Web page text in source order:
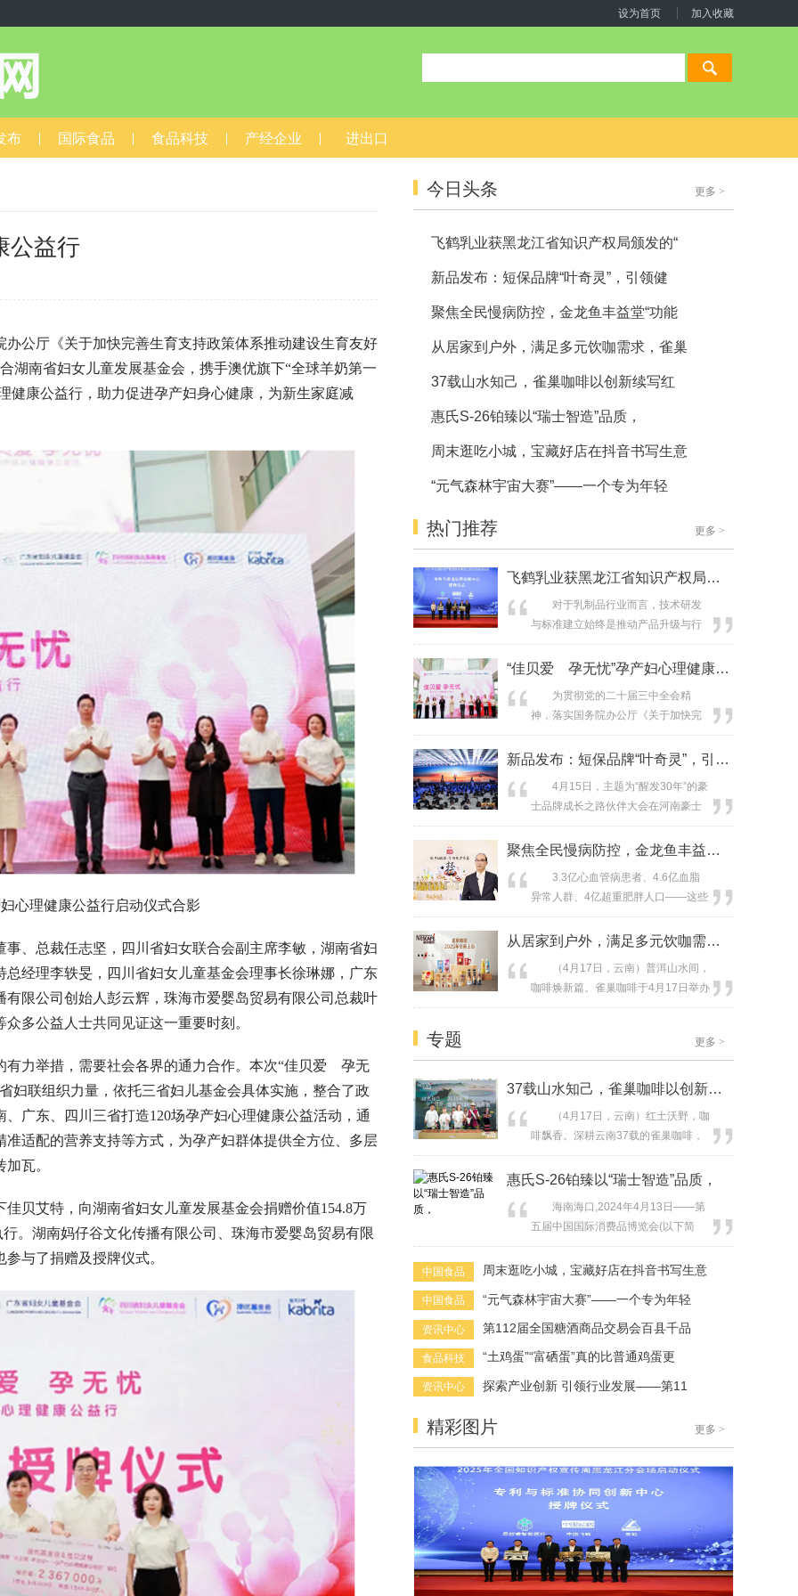
设为首页 加入收藏
布 国际食品 食品科技 产经企业 进出口
公益行
厅《关于加快完善生育支持政策体系推动建设生育友好
湖南省妇女儿童发展基金会，携手澳优旗下“全球羊奶第一
康公益行，助力促进孕产妇身心健康，为新生家庭减
心理健康公益行启动仪式合影
总裁任志坚，四川省妇女联合会副主席李敏，湖南省妇
经理李轶旻，四川省妇女儿童基金会理事长徐琳娜，广东
限公司创始人彭云辉，珠海市爱婴岛贸易有限公司总裁叶
多公益人士共同见证这一重要时刻。
力举措，需要社会各界的通力合作。本次“佳贝爱 孕无
妇联组织力量，依托三省妇儿基金会具体实施，整合了政
广东、四川三省打造120场孕产妇心理健康公益活动，通
适配的营养支持等方式，为孕产妇群体提供全方位、多层
瓦。
艾特，向湖南省妇女儿童发展基金会捐赠价值154.8万
。湖南妈仔谷文化传播有限公司、珠海市爱婴岛贸易有限
与了捐赠及授牌仪式。
今日头条 更多 >
飞鹤乳业获黑龙江省知识产权局颁发的“
新品发布：短保品牌“叶奇灵”，引领健
聚焦全民慢病防控，金龙鱼丰益堂“功能
从居家到户外，满足多元饮咖需求，雀巢
37载山水知己，雀巢咖啡以创新续写红
惠氏S-26铂臻以“瑞士智造”品质，
周末逛吃小城，宝藏好店在抖音书写生意
“元气森林宇宙大赛”——一个专为年轻
热门推荐 更多 >
飞鹤乳业获黑龙江省知识产权局颁发的“
对于乳制品行业而言，技术研发
与标准建立始终是推动产品升级与行
业发展的重要基础。4月22日，飞鹤乳
业获黑龙江省知识产权局颁发的“专利
江省首批挂牌该中心的企业之一。此
项殊荣不仅标志着飞鹤乳业在专利技
合成果获得政府与社会的高度认可，
更进...
“佳贝爱 孕无忧”孕产妇心理健康公益
为贯彻党的二十届三中全会精
神，落实国务院办公厅《关于加快完
善生育支持政策体系推动建设生育友
好型社会的若干措施》的要求，4月12
发展基金会，携手澳优旗下“全球羊奶
第一品牌”佳贝艾特，共同启动“佳贝
助力促进孕产妇身心健康，为新生家
庭减...
新品发布：短保品牌“叶奇灵”，引领健
4月15日，主题为“醒发30年”的豪
士品牌成长之路伙伴大会在河南豪士
面包郑州生产基地举办，大会邀约了
众多嘉宾到场，包括公开招募的品牌
心经销商代表。大会通过“透明工厂”参
观、会议分享、新品发布三大环节，
的坚守与创新，以及豪士面包...
聚焦全民慢病防控，金龙鱼丰益堂“功能
3.3亿心血管病患者、4.6亿血脂
异常人群、4亿超重肥胖人口——这些
数字为我们敲响了健康警钟。来自国
家卫健委数据显示，慢性病相关支出
尖医学期刊《柳叶刀》的研究认为，
中国正构成全球最大的慢性病防控战
从居家到户外，满足多元饮咖需求，雀巢
（4月17日，云南）普洱山水间，
咖啡焕新篇。雀巢咖啡于4月17日举办
2025年新品发布会，官宣经典产品
咖啡、葡萄气泡美式、多款美式即饮
国咖啡文化的引领者和共建者，雀巢
的风味选择、更便捷的饮用体验，...
专题 更多 >
37载山水知己，雀巢咖啡以创新续写红
（4月17日，云南）红土沃野，咖
啡飘香。深耕云南37载的雀巢咖啡，
于 4 月 17 日在“中国咖啡之都”普洱举
办 2025 新品上市发布会。基于当下
景碎片化”的需求，雀巢咖啡精准发
力，围绕健康新标准、多彩多口味、
悉数亮相，为中国...
惠氏S-26铂臻以“瑞士智造”品质，
海南海口,2024年4月13日——第
五届中国国际消费品博览会(以下简
称“消博会”)今日在海南海口开幕,作为
全球消费领域的重要盛会,本届消博会
展示前沿科技与创新成果。惠氏营养
品旗下高端婴幼儿配方奶粉惠氏S-26
携其最新科研成果亮相...
中国食品 周末逛吃小城，宝藏好店在抖音书写生意
中国食品 “元气森林宇宙大赛”——一个专为年轻
资讯中心 第112届全国糖酒商品交易会百县千品
食品科技 “土鸡蛋”“富硒蛋”真的比普通鸡蛋更
资讯中心 探索产业创新 引领行业发展——第11
精彩图片 更多 >